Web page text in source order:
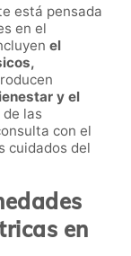
está pensada
en el
el
y el
las
con el
cuidados del
en